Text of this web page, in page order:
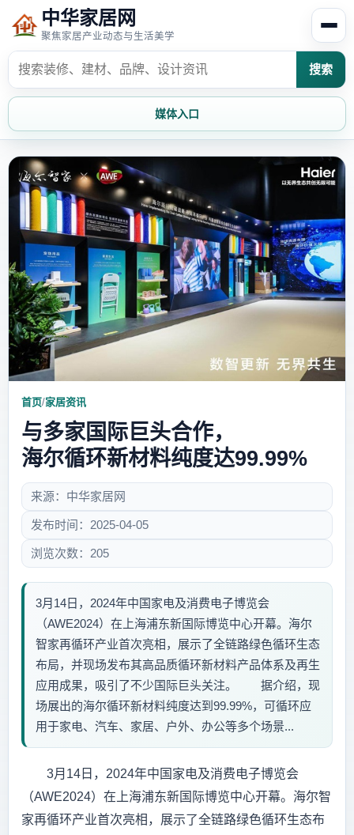
中华家居网
聚焦家居产业动态与生活美学
搜索
媒体入口
首页
家居风水 家居欣赏
时尚饰家 装修设计
家具知识 家居文化
家装攻略
首页/家居资讯
与多家国际巨头合作，
海尔循环新材料纯度达99.99%
来源：中华家居网
发布时间：2025-04-05
浏览次数：205
3月14日，2024年中国家电及消费电子博览会
（AWE2024）在上海浦东新国际博览中心开幕。海尔
智家再循环产业首次亮相，展示了全链路绿色循环生态
布局，并现场发布其高品质循环新材料产品体系及再生
应用成果，吸引了不少国际巨头关注。 据介绍，现
场展出的海尔循环新材料纯度达到99.99%，可循环应
用于家电、汽车、家居、户外、办公等多个场景...
3月14日，2024年中国家电及消费电子博览会
（AWE2024）在上海浦东新国际博览中心开幕。海尔智
家再循环产业首次亮相，展示了全链路绿色循环生态布